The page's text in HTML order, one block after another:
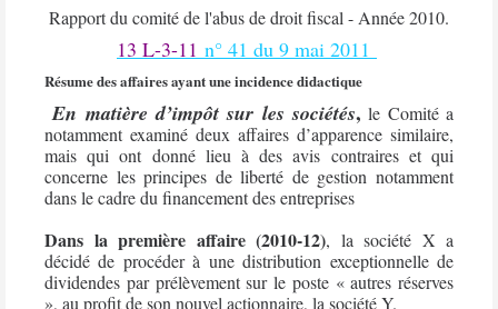
Rapport du comité de l'abus de droit fiscal - Année 2010.
13 L-3-11 n° 41 du 9 mai 2011
Résume des affaires ayant une incidence didactique
En matière d’impôt sur les sociétés, le Comité a
notamment examiné deux affaires d’apparence similaire,
mais qui ont donné lieu à des avis contraires et qui
concerne les principes de liberté de gestion notamment
dans le cadre du financement des entreprises
Dans la première affaire (2010-12), la société X a
décidé de procéder à une distribution exceptionnelle de
dividendes par prélèvement sur le poste « autres réserves
», au profit de son nouvel actionnaire, la société Y.